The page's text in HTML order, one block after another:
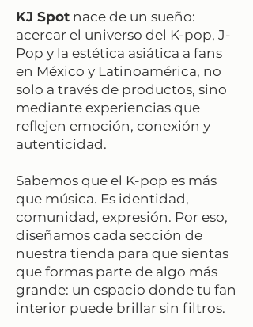
KJ Spot nace de un sueño:
acercar el universo del K-pop, J-
Pop y la estética asiática a fans
en México y Latinoamérica, no
solo a través de productos, sino
mediante experiencias que
reflejen emoción, conexión y
autenticidad.
Sabemos que el K-pop es más
que música. Es identidad,
comunidad, expresión. Por eso,
diseñamos cada sección de
nuestra tienda para que sientas
que formas parte de algo más
grande: un espacio donde tu fan
interior puede brillar sin filtros.